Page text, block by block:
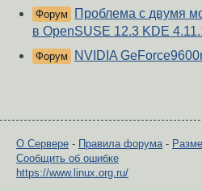
Форум
Проблема с двумя
в OpenSUSE 12.3 KDE
Форум NVIDIA
О Сервере - Правила форума-
Сообщить об ошибке
https://www.linux.org.ru/